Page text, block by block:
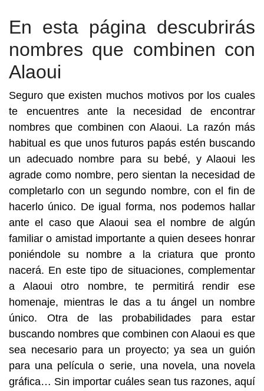
En esta página descubrirás
nombres que combinen con
Alaoui
Seguro que existen muchos motivos por los cuales
te encuentres ante la necesidad de encontrar
nombres que combinen con Alaoui. La razón más
habitual es que unos futuros papás estén buscando
un adecuado nombre para su bebé, y Alaoui les
agrade como nombre, pero sientan la necesidad de
completarlo con un segundo nombre, con el fin de
hacerlo único. De igual forma, nos podemos hallar
ante el caso que Alaoui sea el nombre de algún
familiar o amistad importante a quien desees honrar
poniéndole su nombre a la criatura que pronto
nacerá. En este tipo de situaciones, complementar
a Alaoui otro nombre, te permitirá rendir ese
homenaje, mientras le das a tu ángel un nombre
único. Otra de las probabilidades para estar
buscando nombres que combinen con Alaoui es que
sea necesario para un proyecto; ya sea un guión
para una película o serie, una novela, una novela
gráfica… Sin importar cuáles sean tus razones, aquí